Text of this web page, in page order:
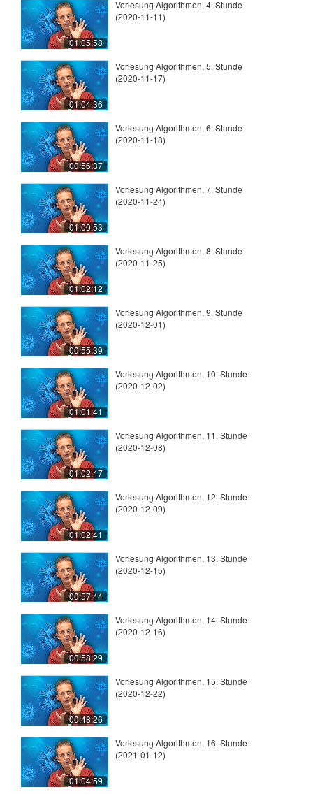
01:05:58
Vorlesung Algorithmen, 4. Stunde
(2020-11-11)
01:04:36
Vorlesung Algorithmen, 5. Stunde
(2020-11-17)
00:56:37
Vorlesung Algorithmen, 6. Stunde
(2020-11-18)
01:00:53
Vorlesung Algorithmen, 7. Stunde
(2020-11-24)
01:02:12
Vorlesung Algorithmen, 8. Stunde
(2020-11-25)
00:55:39
Vorlesung Algorithmen, 9. Stunde
(2020-12-01)
01:01:41
Vorlesung Algorithmen, 10. Stunde
(2020-12-02)
01:02:47
Vorlesung Algorithmen, 11. Stunde
(2020-12-08)
01:02:41
Vorlesung Algorithmen, 12. Stunde
(2020-12-09)
00:57:44
Vorlesung Algorithmen, 13. Stunde
(2020-12-15)
00:58:29
Vorlesung Algorithmen, 14. Stunde
(2020-12-16)
00:48:26
Vorlesung Algorithmen, 15. Stunde
(2020-12-22)
01:04:59
Vorlesung Algorithmen, 16. Stunde
(2021-01-12)